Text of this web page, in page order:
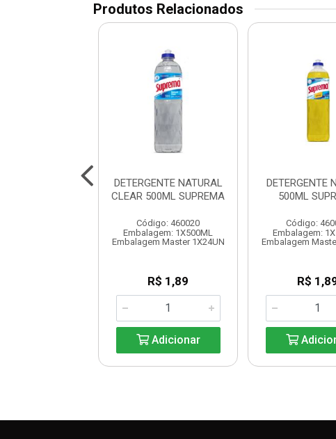
Produtos Relacionados
DETERGENTE NATURAL
CLEAR 500ML SUPREMA
Código: 460020
Embalagem: 1X500ML
Embalagem Master 1X24UN
R$ 1,89
Adicionar
DETERGENTE
500ML
Código:
Embalagem:
Embalagem
R$